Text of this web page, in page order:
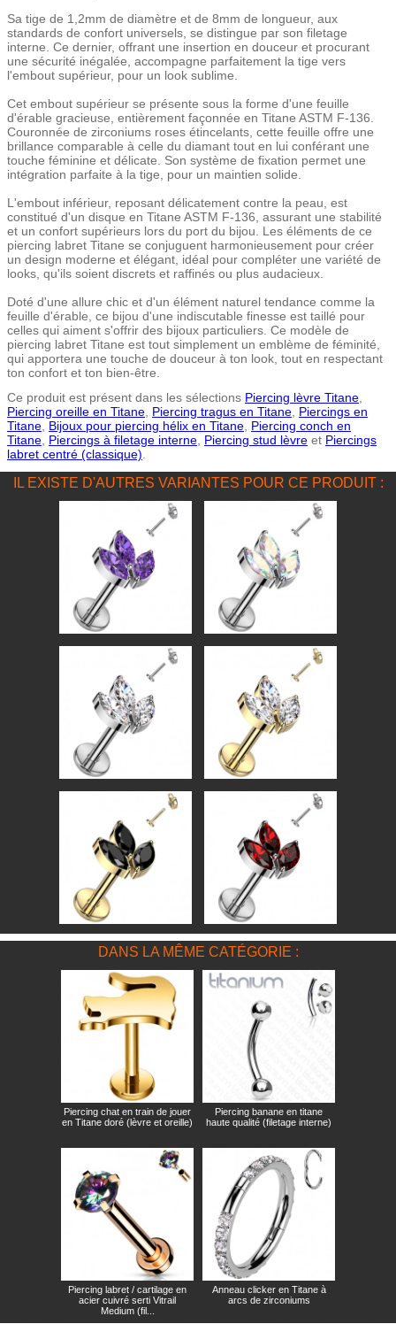
Sa tige de 1,2mm de diamètre et de 8mm de longueur, aux
standards de confort universels, se distingue par son filetage
interne. Ce dernier, offrant une insertion en douceur et procurant
une sécurité inégalée, accompagne parfaitement la tige vers
l'embout supérieur, pour un look sublime.
Cet embout supérieur se présente sous la forme d'une feuille
d'érable gracieuse, entièrement façonnée en Titane ASTM F-136.
Couronnée de zirconiums roses étincelants, cette feuille offre une
brillance comparable à celle du diamant tout en lui conférant une
touche féminine et délicate. Son système de fixation permet une
intégration parfaite à la tige, pour un maintien solide.
L'embout inférieur, reposant délicatement contre la peau, est
constitué d'un disque en Titane ASTM F-136, assurant une stabilité
et un confort supérieurs lors du port du bijou. Les éléments de ce
piercing labret Titane se conjuguent harmonieusement pour créer
un design moderne et élégant, idéal pour compléter une variété de
looks, qu'ils soient discrets et raffinés ou plus audacieux.
Doté d'une allure chic et d'un élément naturel tendance comme la
feuille d'érable, ce bijou d'une indiscutable finesse est taillé pour
celles qui aiment s'offrir des bijoux particuliers. Ce modèle de
piercing labret Titane est tout simplement un emblème de féminité,
qui apportera une touche de douceur à ton look, tout en respectant
ton confort et ton bien-être.
Ce produit est présent dans les sélections Piercing lèvre Titane,
Piercing oreille en Titane, Piercing tragus en Titane, Piercings en
Titane, Bijoux pour piercing hélix en Titane, Piercing conch en
Titane, Piercings à filetage interne, Piercing stud lèvre et Piercings
labret centré (classique).
IL EXISTE D'AUTRES VARIANTES POUR CE PRODUIT :
DANS LA MÊME CATÉGORIE :
Piercing chat en train de jouer
en Titane doré (lèvre et oreille)
Piercing banane en titane
haute qualité (filetage interne)
Piercing labret / cartilage en
acier cuivré serti Vitrail
Medium (fil...
Anneau clicker en Titane à
arcs de zirconiums